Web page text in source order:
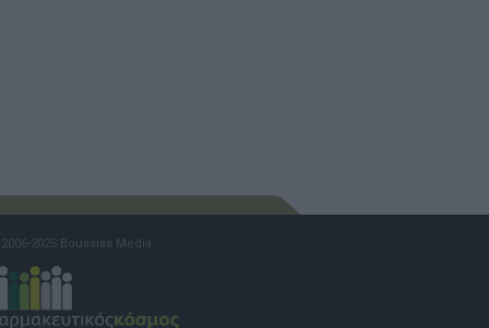
2025 Boussias Media